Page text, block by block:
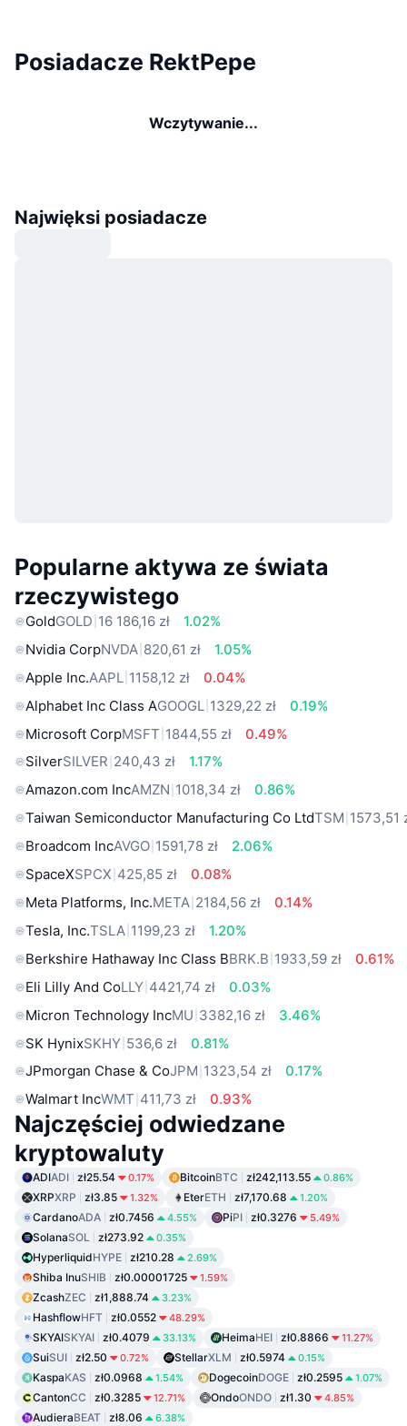
Posiadacze RektPepe
Wczytywanie...
Najwięksi posiadacze
Popularne aktywa ze świata
rzeczywistego
GoldGOLD 16 186,16 zł
1.02%
Nvidia CorpNVDA 820,61 zł
1.05%
Apple Inc.AAPL 1158,12 zł
0.04%
Alphabet Inc Class AGOOGL 1329,22 zł
0.19%
Microsoft CorpMSFT 1844,55 zł
0.49%
SilverSILVER 240,43 zł
1.17%
Amazon.com IncAMZN 1018,34 zł
0.86%
Taiwan Semiconductor Manufacturing Co LtdTSM 1573,51
Broadcom IncAVGO 1591,78 zł
2.06%
SpaceXSPCX 425,85 zł
0.08%
Meta Platforms, Inc.META 2184,56 zł
0.14%
Tesla, Inc.TSLA 1199,23 zł
1.20%
Berkshire Hathaway Inc Class BBRK.B 1933,59 zł
0.61%
Eli Lilly And CoLLY 4421,74 zł
0.03%
Micron Technology IncMU 3382,16 zł
3.46%
SK HynixSKHY 536,6 zł
0.81%
JPmorgan Chase & CoJPM 1323,54 zł
0.17%
Walmart IncWMT 411,73 zł 0.93%
Najczęściej odwiedzane
kryptowaluty
ADIADI zł25.54 0.17% BitcoinBTC zł242,113.55 0.86%
XRPXRP zł3.85 1.32% EterETH zł7,170.68 1.20%
CardanoADA zł0.7456 4.55% PiPI zł0.3276 5.49%
SolanaSOL zł273.92 0.35%
HyperliquidHYPE zł210.28 2.69%
Shiba InuSHIB zł0.00001725 1.59%
ZcashZEC zł1,888.74 3.23%
HashflowHFT zł0.0552 48.29%
SKYAISKYAI zł0.4079 33.13% HeimaHEI zł0.8866 11.27%
SuiSUI zł2.50 0.72% StellarXLM zł0.5974 0.15%
KaspaKAS zł0.0968 1.54% DogecoinDOGE zł0.2595 1.07%
CantonCC zł0.3285 12.71% OndoONDO zł1.30 4.85%
AudieraBEAT zł8.06 6.38%